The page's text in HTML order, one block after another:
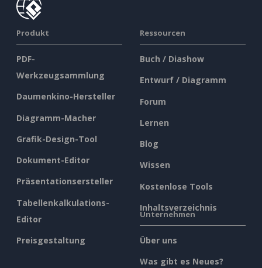
Produkt
PDF-
Werkzeugsammlung
Daumenkino-Hersteller
Diagramm-Macher
Grafik-Design-Tool
Dokument-Editor
Präsentationsersteller
Tabellenkalkulations-
Editor
Preisgestaltung
Ressourcen
Buch / Diashow
Entwurf / Diagramm
Forum
Lernen
Blog
Wissen
Kostenlose Tools
Inhaltsverzeichnis
Unternehmen
Über uns
Was gibt es Neues?